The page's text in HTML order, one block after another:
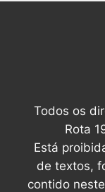
Todos os
Rota
Está
de textos,
contido